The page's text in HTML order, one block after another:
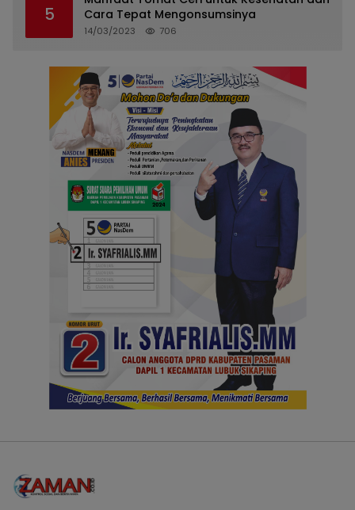
5
Cara Tepat Mengonsumsinya
14/03/2023 706